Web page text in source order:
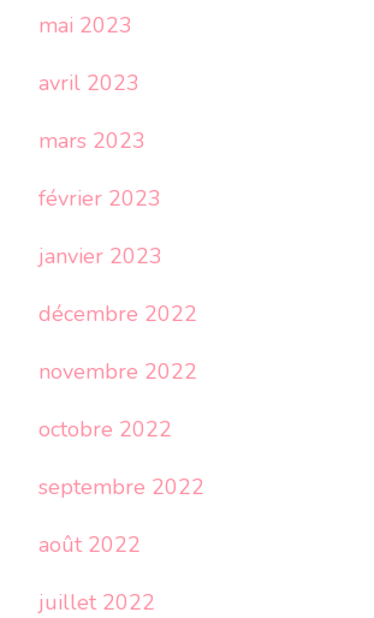
mai 2023
avril 2023
mars 2023
février 2023
janvier 2023
décembre 2022
novembre 2022
octobre 2022
septembre 2022
août 2022
juillet 2022